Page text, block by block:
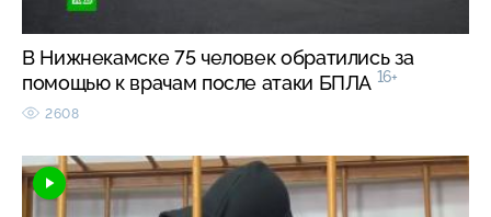
В Нижнекамске 75 человек обратились за
помощью к врачам после атаки БПЛА 16+
2608